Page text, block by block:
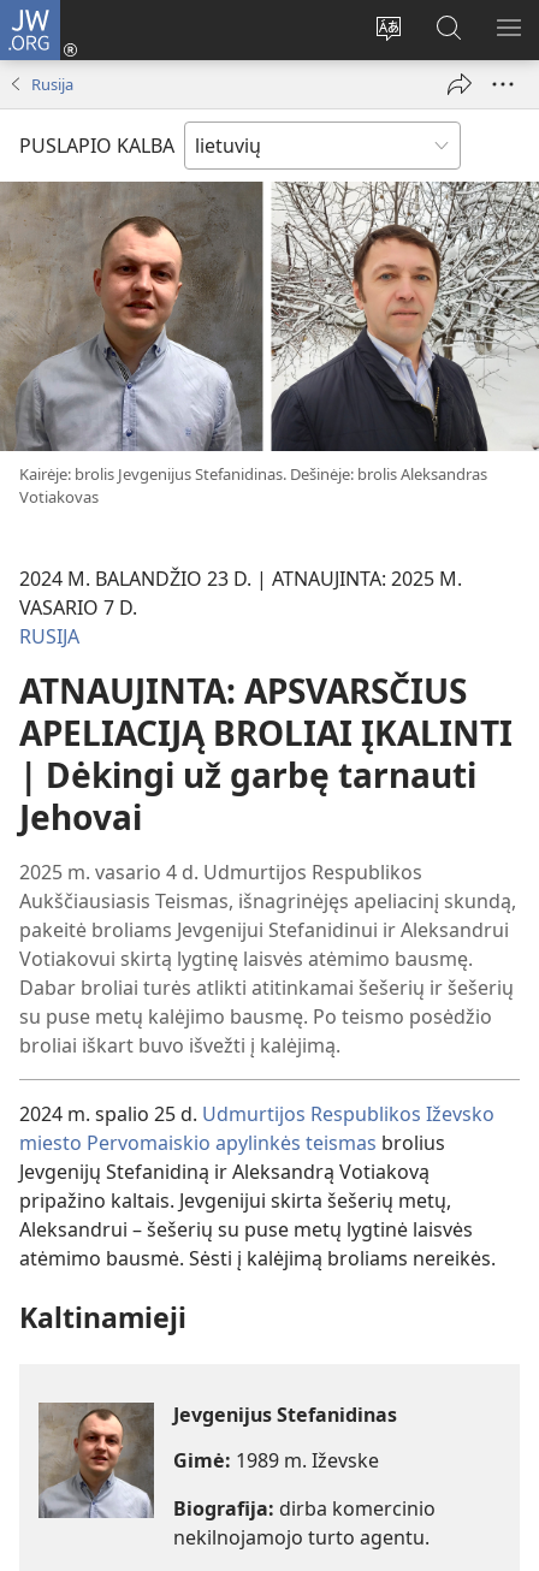
JW.ORG
Pakeisti
svetainės
Prisijungti
(atsiveria Paieška
svetainėje
JW.ORG
Rusija
PUSLAPIO KALBA
Kairėje: brolis Jevgenijus Stefanidinas. Dešinėje: brolis Aleksandras
Votiakovas
2024 M. BALANDŽIO 23 D. | ATNAUJINTA: 2025 M.
VASARIO 7 D.
RUSIJA
ATNAUJINTA: APSVARSČIUS
APELIACIJĄ BROLIAI ĮKALINTI
| Dėkingi už garbę tarnauti
Jehovai
2025 m. vasario 4 d. Udmurtijos Respublikos
Aukščiausiasis Teismas, išnagrinėjęs apeliacinį skundą,
pakeitė broliams Jevgenijui Stefanidinui ir Aleksandrui
Votiakovui skirtą lygtinę laisvės atėmimo bausmę.
Dabar broliai turės atlikti atitinkamai šešerių ir šešerių
su puse metų kalėjimo bausmę. Po teismo posėdžio
broliai iškart buvo išvežti į kalėjimą.
2024 m. spalio 25 d. Udmurtijos Respublikos Iževsko
miesto Pervomaiskio apylinkės teismas brolius
Jevgenijų Stefanidiną ir Aleksandrą Votiakovą
pripažino kaltais. Jevgenijui skirta šešerių metų,
Aleksandrui – šešerių su puse metų lygtinė laisvės
atėmimo bausmė. Sėsti į kalėjimą broliams nereikės.
Kaltinamieji
Jevgenijus Stefanidinas
Gimė: 1989 m. Iževske
Biografija: dirba komercinio
nekilnojamojo turto agentu.